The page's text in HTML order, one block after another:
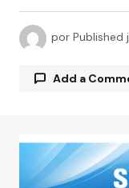
por Published
Add a
Tu dirección
publicada.Los
marcados con